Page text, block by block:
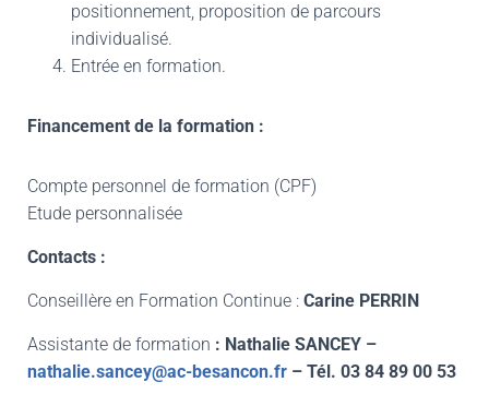
positionnement, proposition de parcours
individualisé.
Entrée en formation.
Financement de la formation :
Compte personnel de formation (CPF)
Etude personnalisée
Contacts :
Conseillère en Formation Continue : Carine PERRIN
Assistante de formation : Nathalie SANCEY –
nathalie.sancey@ac-besancon.fr – Tél. 03 84 89 00 53